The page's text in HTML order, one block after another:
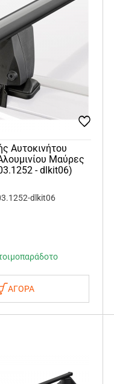
Αυτοκινήτου
Μαύρες
- dlkit06)
dlkit06
ΑΓΟΡΑ